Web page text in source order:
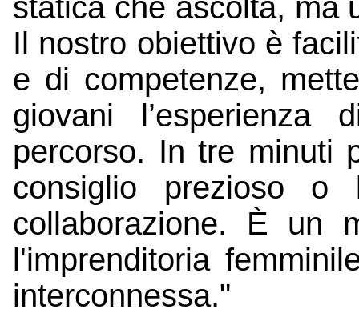
statica che ascolta, ma
Il nostro obiettivo è
e di competenze,
giovani
percorso. In tre minuti
consiglio prezioso
collaborazione. È un
l'imprenditoria
interconnessa."